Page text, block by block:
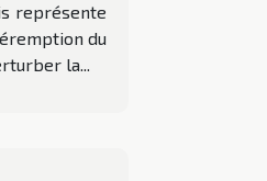
représente
du
la...